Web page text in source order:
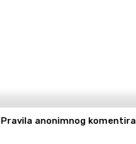
Pravila anonimnog